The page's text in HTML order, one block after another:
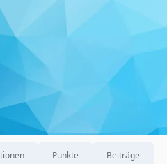
Punkte
Beiträge